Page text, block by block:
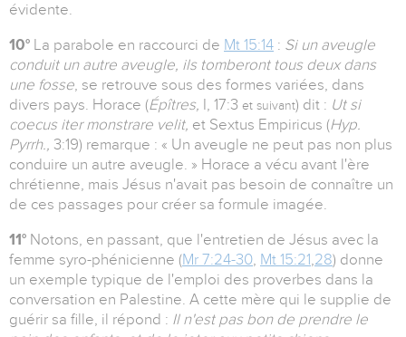
évidente.
10° La parabole en raccourci de Mt 15:14 : Si un aveugle
conduit un autre aveugle, ils tomberont tous deux dans
une fosse, se retrouve sous des formes variées, dans
divers pays. Horace (Épîtres, I, 17:3 et suivant) dit : Ut si
coecus iter monstrare velit, et Sextus Empiricus (Hyp.
Pyrrh., 3:19) remarque : « Un aveugle ne peut pas non plus
conduire un autre aveugle. » Horace a vécu avant l'ère
chrétienne, mais Jésus n'avait pas besoin de connaître un
de ces passages pour créer sa formule imagée.
11° Notons, en passant, que l'entretien de Jésus avec la
femme syro-phénicienne (Mr 7:24-30, Mt 15:21,28) donne
un exemple typique de l'emploi des proverbes dans la
conversation en Palestine. A cette mère qui le supplie de
guérir sa fille, il répond : Il n'est pas bon de prendre le